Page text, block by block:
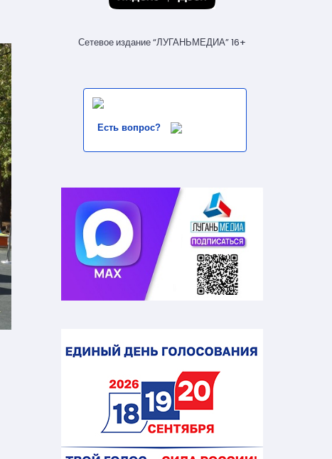
Сетевое издание “ЛУГАНЬМЕДИА” 16+
Есть вопрос?